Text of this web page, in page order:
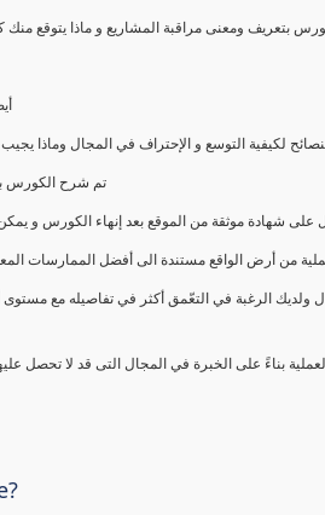
بتعريف ومعنى مراقبة المشاريع و ماذا
بنصائح لكيفية التوسع و الإحتراف في المجال وماذا
تم شرح الكورس
شهادة موثقة من الموقع بعد إنهاء الكورس و
أرض الواقع مستندة الى أفضل الممارسات المعتمدة
الرغبة في التعّمق أكثر في تفاصيله مع
بناءً على الخبرة في المجال التى قد لا تحصل